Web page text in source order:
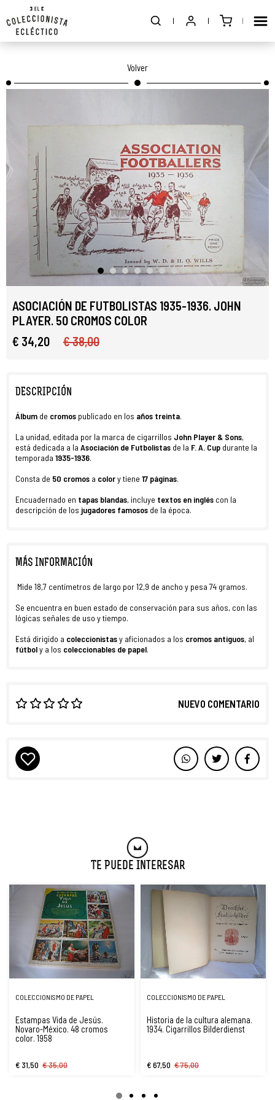
Volver
ASOCIACIÓN DE FUTBOLISTAS 1935-1936. JOHN
PLAYER. 50 CROMOS COLOR
€ 34,20
€ 38,00
DESCRIPCIÓN
Álbum de cromos publicado en los años treinta.
La unidad, editada por la marca de cigarrillos John Player & Sons,
está dedicada a la Asociación de Futbolistas de la F. A. Cup durante la
temporada 1935-1936.
Consta de 50 cromos a colory tiene 17 páginas.
Encuadernado en tapas blandas, incluye textos en inglés con la
descripción de los jugadores famosos de la época.
MÁS INFORMACIÓN
Mide 18,7 centímetros de largo por 12,9 de ancho y pesa 74 gramos.
Se encuentra en buen estado de conservación para sus años, con las
lógicas señales de uso y tiempo.
Está dirigido a coleccionistasy aficionados a los cromos antiguos, al
fútboly a los coleccionables de papel.
NUEVO COMENTARIO
Te Puede Interesar
COLECCIONISMO DE PAPEL
Estampas Vida de Jesús.
Novaro-México. 48 cromos
color. 1958
€ 31,50 € 35,00
COLECCIONISMO DE PAPEL
Historia de la cultura alemana.
1934. Cigarrillos Bilderdienst
€ 67,50 € 75,00